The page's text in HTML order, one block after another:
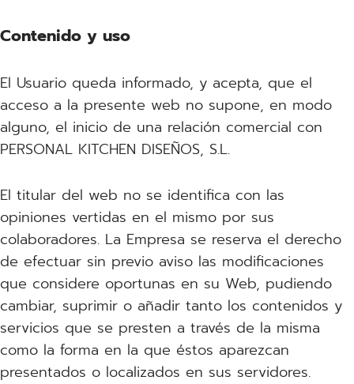
Contenido y uso
El Usuario queda informado, y acepta, que el
acceso a la presente web no supone, en modo
alguno, el inicio de una relación comercial con
PERSONAL KITCHEN DISEÑOS, S.L.
El titular del web no se identifica con las
opiniones vertidas en el mismo por sus
colaboradores. La Empresa se reserva el derecho
de efectuar sin previo aviso las modificaciones
que considere oportunas en su Web, pudiendo
cambiar, suprimir o añadir tanto los contenidos y
servicios que se presten a través de la misma
como la forma en la que éstos aparezcan
presentados o localizados en sus servidores.